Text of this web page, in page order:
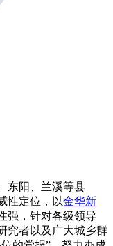
东阳、兰溪等县
性定位，以金华新
强，针对各级领导
究者以及广大城乡群